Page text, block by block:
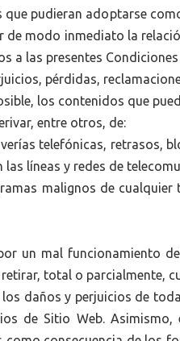
pudieran adoptarse
modo inmediato la
las presentes Condiciones
pérdidas,
los contenidos que
entre otros, de:
telefónicas, retrasos,
líneas y redes de
malignos de
un mal funcionamiento
total o parcialmente,
daños y perjuicios de
de Sitio Web.